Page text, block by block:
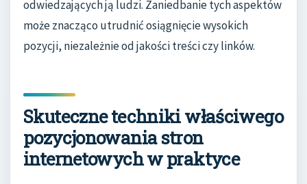
odwiedzających ją ludzi. Zaniedbanie tych aspektów
może znacząco utrudnić osiągnięcie wysokich
pozycji, niezależnie od jakości treści czy linków.
Skuteczne techniki właściwego
pozycjonowania stron
internetowych w praktyce